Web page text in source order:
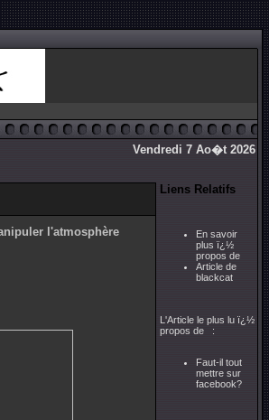
Vendredi 7 Ao�t 2026
l'atmosphère
Liens Relatifs
En savoir
plus ï¿½
propos de
Article de
blackcat
L'Article le plus lu ï¿½
propos de :
Faut-il tout
mettre sur
facebook?